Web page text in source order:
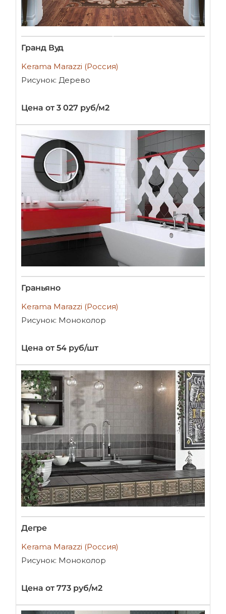
Гранд Вуд
Kerama Marazzi (Россия)
Рисунок: Дерево
Цена от 3 027 руб/м2
Граньяно
Kerama Marazzi (Россия)
Рисунок: Моноколор
Цена от 54 руб/шт
Дегре
Kerama Marazzi (Россия)
Рисунок: Моноколор
Цена от 773 руб/м2